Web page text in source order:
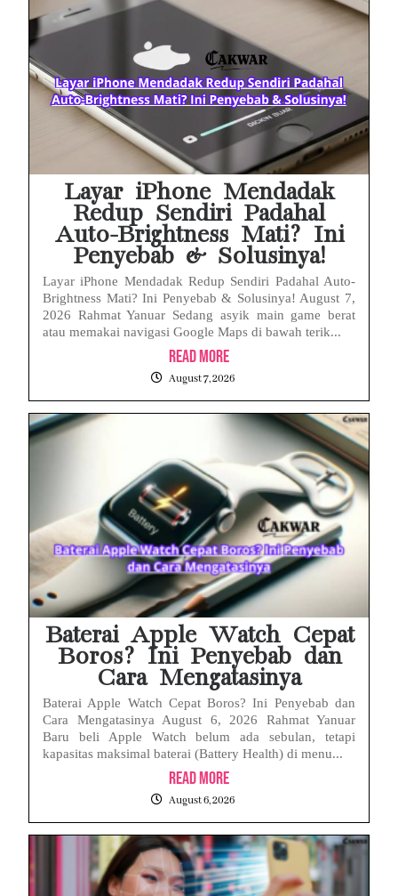
Layar iPhone Mendadak
Redup Sendiri Padahal
Auto-Brightness Mati? Ini
Penyebab & Solusinya!
Layar iPhone Mendadak Redup Sendiri Padahal Auto-
Brightness Mati? Ini Penyebab & Solusinya! August 7,
2026 Rahmat Yanuar Sedang asyik main game berat
atau memakai navigasi Google Maps di bawah terik...
Read More
August 7, 2026
Baterai Apple Watch Cepat
Boros? Ini Penyebab dan
Cara Mengatasinya
Baterai Apple Watch Cepat Boros? Ini Penyebab dan
Cara Mengatasinya August 6, 2026 Rahmat Yanuar
Baru beli Apple Watch belum ada sebulan, tetapi
kapasitas maksimal baterai (Battery Health) di menu...
Read More
August 6, 2026